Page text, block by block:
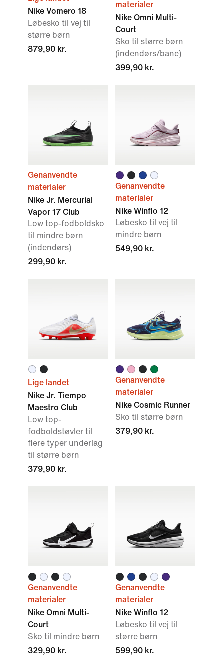
Nike Vomero 18
Løbesko til vej til
større børn
879,90 kr.
materialer
Nike Omni Multi-
Court
Sko til større børn
(indendørs/bane)
399,90 kr.
Genanvendte
materialer
Nike Jr. Mercurial
Vapor 17 Club
Low top-fodboldsko
til mindre børn
(indendørs)
299,90 kr.
Genanvendte
materialer
Nike Winflo 12
Løbesko til vej til
mindre børn
549,90 kr.
Lige landet
Nike Jr. Tiempo
Maestro Club
Low top-
fodboldstøvler til
flere typer underlag
til større børn
379,90 kr.
Genanvendte
materialer
Nike Cosmic Runner
Sko til større børn
379,90 kr.
Genanvendte
materialer
Nike Omni Multi-
Court
Sko til mindre børn
329,90 kr.
Genanvendte
materialer
Nike Winflo 12
Løbesko til vej til
større børn
599,90 kr.